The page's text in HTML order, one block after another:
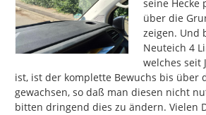
seine Hecke
über die
zeigen. Und
Neuteich 4
welches seit
ist, ist der komplette Bewuchs bis über
gewachsen, so daß man diesen nicht
bitten dringend dies zu ändern. Vielen